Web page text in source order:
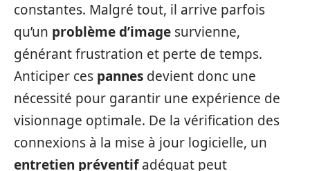
constantes. Malgré tout, il arrive parfois
qu’un problème d’image survienne,
générant frustration et perte de temps.
Anticiper ces pannes devient donc une
nécessité pour garantir une expérience de
visionnage optimale. De la vérification des
connexions à la mise à jour logicielle, un
entretien préventifadéquat peut